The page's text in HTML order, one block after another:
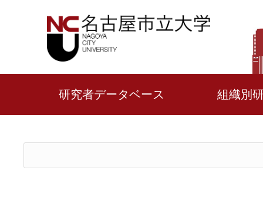
研究者データベース 組織別